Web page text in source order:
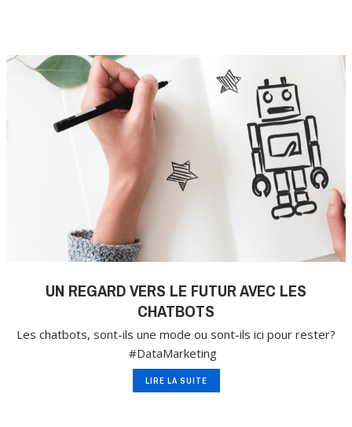
UN REGARD VERS LE FUTUR AVEC LES
CHATBOTS
Les chatbots, sont-ils une mode ou sont-ils ici pour rester?
#DataMarketing
LIRE LA SUITE